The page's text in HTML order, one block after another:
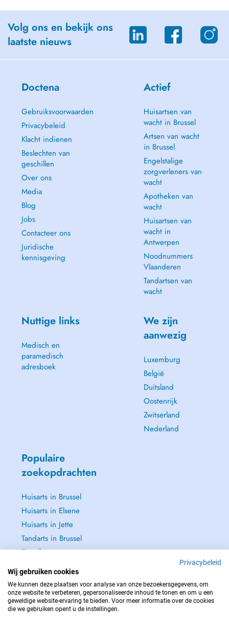
Volg ons en bekijk ons
laatste nieuws
Doctena
Gebruiksvoorwaarden
Privacybeleid
Klacht indienen
Beslechten van
geschillen
Over ons
Media
Blog
Jobs
Contacteer ons
Juridische
kennisgeving
Actief
Huisartsen van
wacht in Brussel
Artsen van wacht
in Brussel
Engelstalige
zorgverleners van
wacht
Apotheken van
wacht
Huisartsen van
wacht in
Antwerpen
Noodnummers
Vlaanderen
Tandartsen van
wacht
Nuttige links
Medisch en
paramedisch
adresboek
We zijn
aanwezig
Luxemburg
België
Duitsland
Oostenrijk
Zwitserland
Nederland
Populaire
zoekopdrachten
Huisarts in Brussel
Huisarts in Elsene
Huisarts in Jette
Tandarts in Brussel
Zie alle →
NEEM IN GEVAL VAN NOOD CONTACT OP MET : 112
Privacybeleid
Wij gebruiken cookies
We kunnen deze plaatsen voor analyse van onze bezoekersgegevens, om
onze website te verbeteren, gepersonaliseerde inhoud te tonen en om u een
geweldige website-ervaring te bieden. Voor meer informatie over de cookies
die we gebruiken opent u de instellingen.